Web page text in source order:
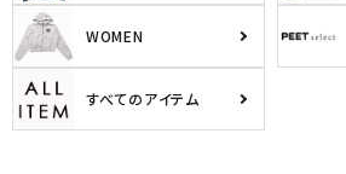
WOMEN
すべてのアイテム